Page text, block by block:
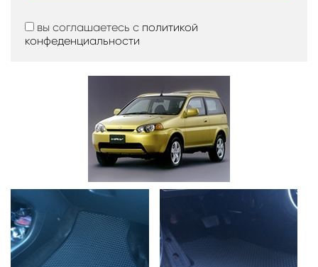
вы соглашаетесь с политикой
конфеденциальности